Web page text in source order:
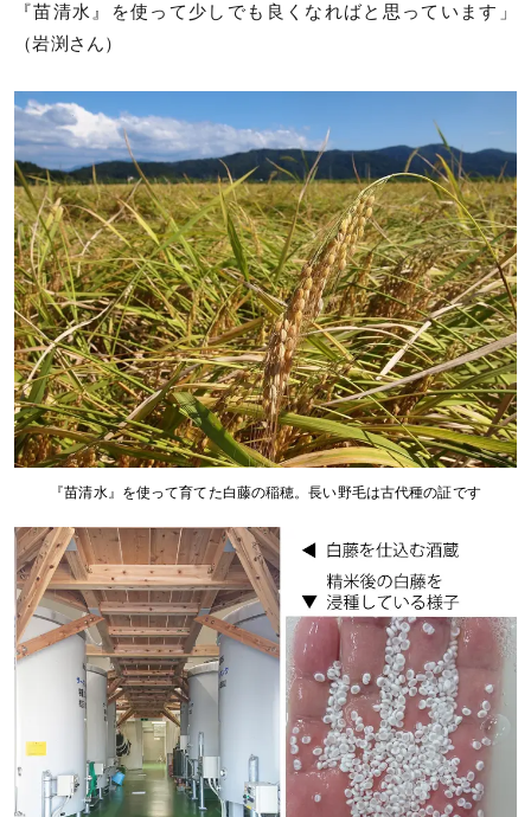
『苗清水』を使って少しでも良くなればと思っています」
（岩渕さん）
『苗清水』を使って育てた白藤の稲穂。長い野毛は古代種の証です